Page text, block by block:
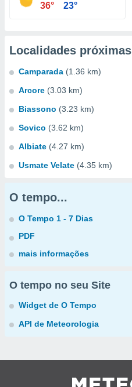
36° 23°
Localidades próximas
Camparada (1.36 km)
Arcore (3.03 km)
Biassono (3.23 km)
Sovico (3.62 km)
Albiate (4.27 km)
Usmate Velate (4.35 km)
O tempo...
O Tempo 1 - 7 Dias
PDF
mais informações
O tempo no seu Site
Widget de O Tempo
API de Meteorologia